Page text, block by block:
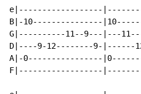
e|------------------
B|-10---------------
G|----------11--9---|---
D|----9-12--------9-|------
A|-0----------------
F|------------------